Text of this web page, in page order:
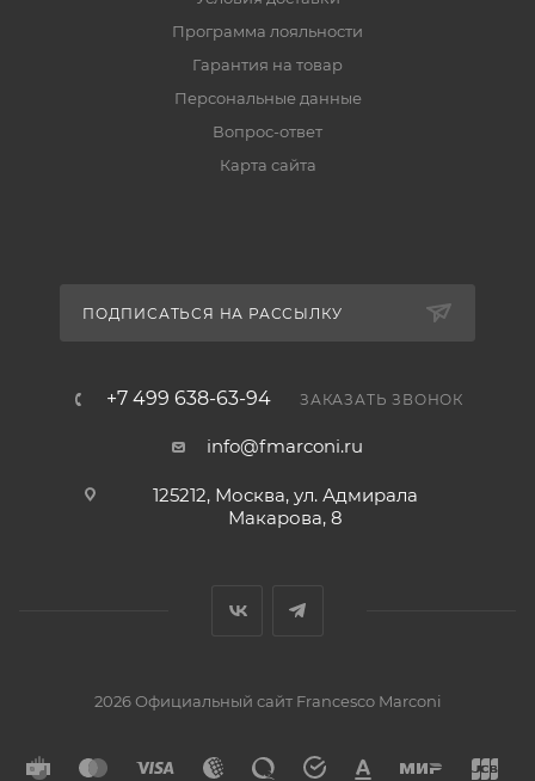
Программа лояльности
Гарантия на товар
Персональные данные
Вопрос-ответ
Карта сайта
ПОДПИСАТЬСЯ НА РАССЫЛКУ
+7 499 638-63-94 ЗАКАЗАТЬ ЗВОНОК
info@fmarconi.ru
125212, Москва, ул. Адмирала
Макарова, 8
2026 Официальный сайт Francesco Marconi